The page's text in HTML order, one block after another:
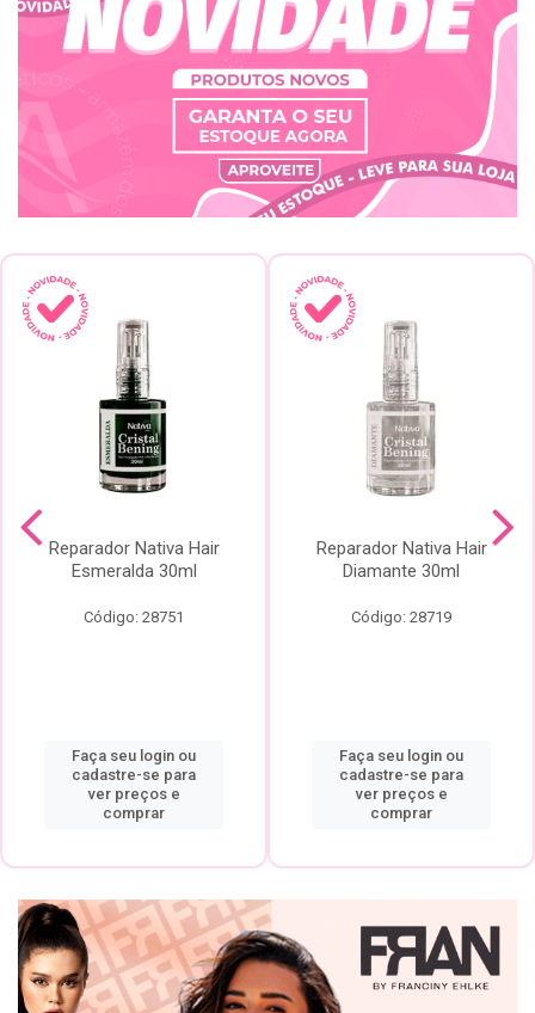
Reparador Nativa Hair
Esmeralda 30ml
Código: 28751
Faça seu login ou
cadastre-se para
ver preços e
comprar
Reparador Nativa Hair
Diamante 30ml
Código: 28719
Faça seu login ou
cadastre-se para
ver preços e
comprar